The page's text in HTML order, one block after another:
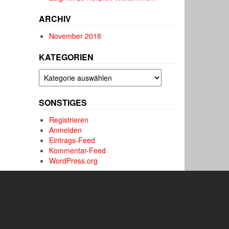
ARCHIV
November 2018
KATEGORIEN
Kategorien
SONSTIGES
Registrieren
Anmelden
Eintrags-Feed
Kommentar-Feed
WordPress.org